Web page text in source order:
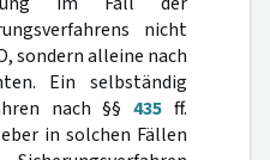
nicht
sondern alleine nach
Ein selbständig
nach §§435 ff.
in solchen Fällen